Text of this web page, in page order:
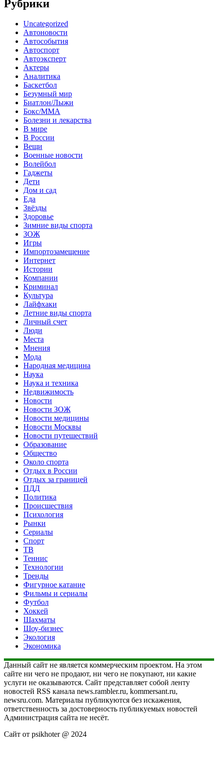
Рубрики
Uncategorized
Автоновости
Автособытия
Автоспорт
Автоэксперт
Актеры
Аналитика
Баскетбол
Безумный мир
Биатлон/Лыжи
Бокс/MMA
Болезни и лекарства
В мире
В России
Вещи
Военные новости
Волейбол
Гаджеты
Дети
Дом и сад
Еда
Звёзды
Здоровье
Зимние виды спорта
ЗОЖ
Игры
Импортозамещение
Интернет
Истории
Компании
Криминал
Культура
Лайфхаки
Летние виды спорта
Личный счет
Люди
Места
Мнения
Мода
Народная медицина
Наука
Наука и техника
Недвижимость
Новости
Новости ЗОЖ
Новости медицины
Новости Москвы
Новости путешествий
Образование
Общество
Около спорта
Отдых в России
Отдых за границей
ПДД
Политика
Происшествия
Психология
Рынки
Сериалы
Спорт
ТВ
Теннис
Технологии
Тренды
Фигурное катание
Фильмы и сериалы
Футбол
Хоккей
Шахматы
Шоу-бизнес
Экология
Экономика
Данный сайт не является коммерческим проектом. На этом
сайте ни чего не продают, ни чего не покупают, ни какие
услуги не оказываются. Сайт представляет собой ленту
новостей RSS канала news.rambler.ru, kommersant.ru,
newsru.com. Материалы публикуются без искажения,
ответственность за достоверность публикуемых новостей
Администрация сайта не несёт.
Сайт от psikhoter @ 2024